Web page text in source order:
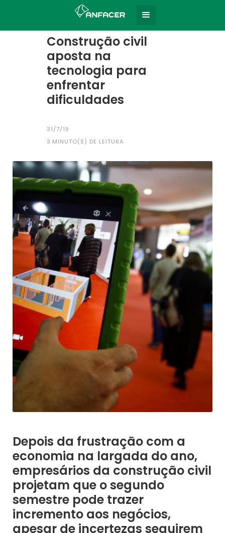
Todas as notícias
Construção civil
aposta na
tecnologia para
enfrentar
dificuldades
31/7/19
3 MINUTO(S) DE LEITURA
Depois da frustração com a
economia na largada do ano,
empresários da construção civil
projetam que o segundo
semestre pode trazer
incremento aos negócios,
apesar de incertezas seguirem